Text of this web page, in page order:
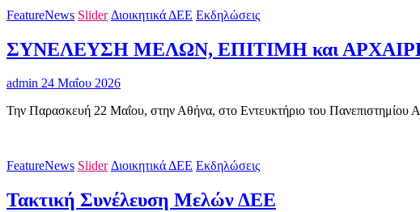
FeatureNews Slider Διοικητικά ΔΕΕ Εκδηλώσεις
ΣΥΝΕΛΕΥΣΗ ΜΕΛΩΝ, ΕΠΙΤΙΜΗ και
admin 24 Μαΐου 2026
Την Παρασκευή 22 Μαΐου, στην Αθήνα, στο Εντευκτήριο του Πανεπιστημίου
FeatureNews Slider Διοικητικά ΔΕΕ Εκδηλώσεις
Τακτική Συνέλευση Μελών ΔΕΕ